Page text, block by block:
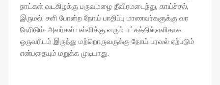
நாட்கள் வடகிழக்கு பருவமழை தீவிரமடைந்து, காய்ச்சல்,
இருமல், சளி போன்ற நோய் பாதிப்பு மாணவர்களுக்கு வர
நேரிடும். அவர்கள் பள்ளிக்கு வரும் பட்சத்தில்,எளிதாக
ஒருவரிடம் இருந்து மற்றொருவருக்கு நோய் பரவல் ஏற்படும்
என்பதையும் மறுக்க முடியாது.